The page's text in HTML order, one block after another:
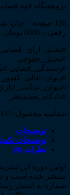
پژوهشگاه قوه
136 صفحه – چاپ شده در تابستان 1393
رقعی – 6000 تومان
#تحلیل_آرای_قضایی
#تحلیل_حقوقی
#رسیدگی_قضایی
#دیوان_عالی_کشور
#دادگاه_تجدیدنظر
شناسه محصول:
توضیحات
توضیحات
نظرات (0)
منتشر شده است و
شماره به انتشار